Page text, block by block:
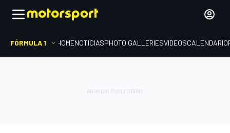
FÓRMULA 1 HOMENOTICIASPHOTO GALLERIESVIDEOSCALENDARIO